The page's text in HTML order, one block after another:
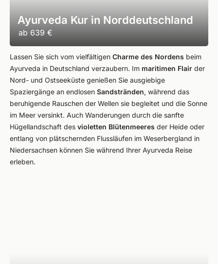
Ayurveda Kur in Norddeutschland
ab 639 €
Lassen Sie sich vom vielfältigen Charme des Nordens beim
Ayurveda in Deutschland verzaubern. Im maritimen Flair der
Nord- und Ostseeküste genießen Sie ausgiebige
Spaziergänge an endlosen Sandstränden, während das
beruhigende Rauschen der Wellen sie begleitet und die Sonne
im Meer versinkt. Auch Wanderungen durch die sanfte
Hügellandschaft des violetten Blütenmeeres der Heide oder
entlang von plätschernden Flussläufen im Weserbergland in
Niedersachsen können Sie während Ihrer Ayurveda Reise
erleben.